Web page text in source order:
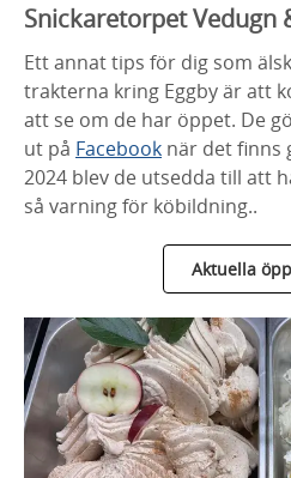
Snickaretorpet Vedugn
Ett annat tips för dig som
trakterna kring Eggby är att
att se om de har öppet. De
ut på Facebook när det finns
2024 blev de utsedda till att
så varning för köbildning..
Aktuella